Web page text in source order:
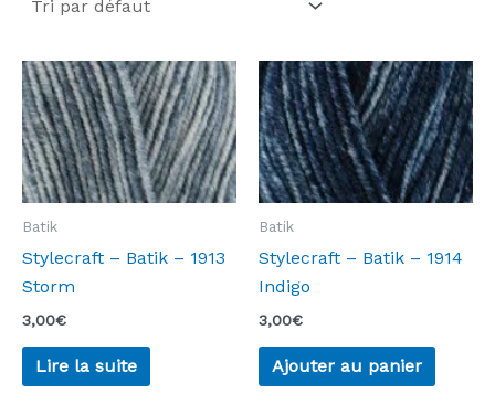
Batik
Stylecraft – Batik – 1913
Storm
3,00€
Lire la suite
Batik
Stylecraft – Batik – 1914
Indigo
3,00€
Ajouter au panier